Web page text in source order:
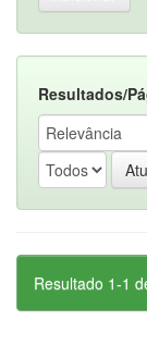
Resultados/
Resultado 1-1